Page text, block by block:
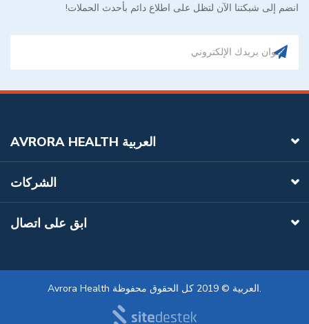
انضم إلى شبكتنا الآن لتظل على اطلاع دائم بأحدث الحملات!
AVRORA HEALTH العربية
الشركات
ابق على اتصال
Avrora Health العربية © 2019 كل الحقوق محفوظة.